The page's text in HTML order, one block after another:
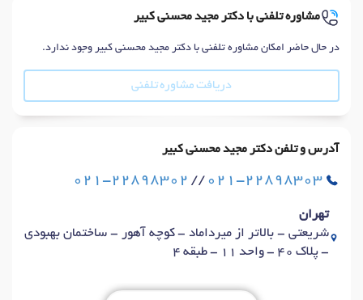
مشاوره تلفنی با دکتر مجید محسنی کبیر
در حال حاضر امکان مشاوره تلفنی با دکتر مجید محسنی کبیر وجود ندارد.
دریافت مشاوره تلفنی
آدرس و تلفن دکتر مجید محسنی کبیر
021-22898302 // 021-22898303
تهران
شریعتی - بالاتر از میرداماد - کوچه آهور - ساختمان بهبودی
- پلاک 40 - واحد 11 - طبقه 4